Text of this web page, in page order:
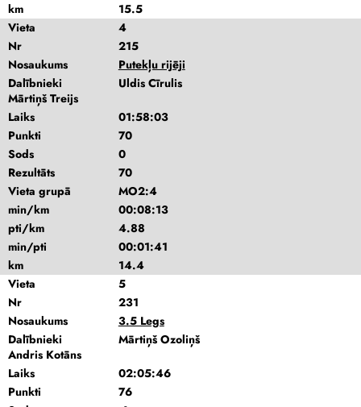
km
15.5
Vieta
4
Nr
215
Nosaukums
Putekļu rijēji
Dalībnieki
Uldis Cīrulis
Mārtiņš Treijs
Laiks
01:58:03
Punkti
70
Sods
0
Rezultāts
70
Vieta grupā
MO2:4
min/km
00:08:13
pti/km
4.88
min/pti
00:01:41
km
14.4
Vieta
5
Nr
231
Nosaukums
3.5 Legs
Dalībnieki
Mārtiņš Ozoliņš
Andris Kotāns
Laiks
02:05:46
Punkti
76